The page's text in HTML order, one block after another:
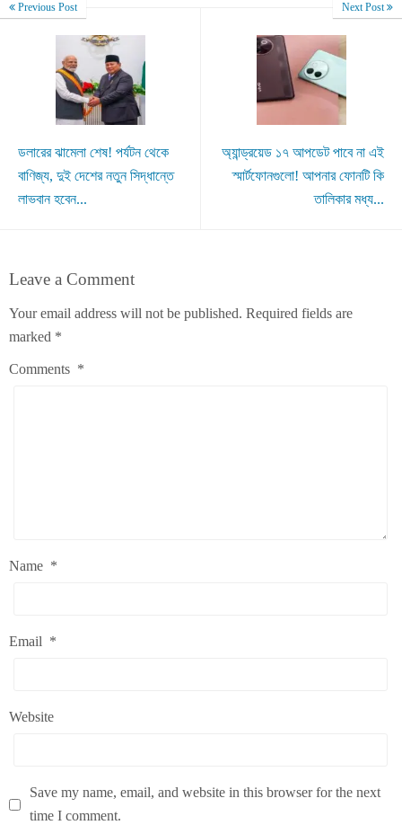
Previous Post
ডলারের ঝামেলা শেষ! পর্যটন থেকে
বাণিজ্য, দুই দেশের নতুন সিদ্ধান্তে
লাভবান হবেন...
Next Post
অ্যান্ড্রয়েড ১৭ আপডেট পাবে না এই
স্মার্টফোনগুলো! আপনার ফোনটি কি
তালিকার মধ্য...
Leave a Comment
Your email address will not be published. Required fields are
marked *
Comments *
Name *
Email *
Website
Save my name, email, and website in this browser for the next
time I comment.